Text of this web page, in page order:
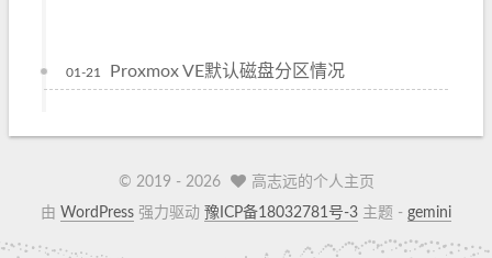
Proxmox VE默认磁盘分区情况
01-21
© 2019 - 2026
高志远的个人主页
由 WordPress 强力驱动 豫ICP备18032781号-3 主题 - gemini